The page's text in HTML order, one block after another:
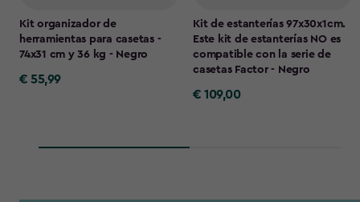
Kit organizador de
herramientas para casetas -
74x31 cm y 36 kg - Negro
€
€ 55,99
Kit de estanterías 97x30x1cm.
Este kit de estanterías NO es
compatible con la serie de
casetas Factor - Negro
€
€ 109,00